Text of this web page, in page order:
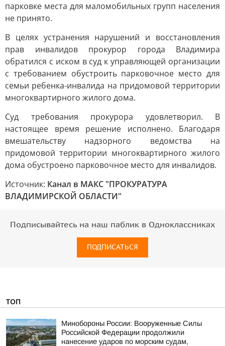
парковке места для маломобильных групп населения
не принято.
В целях устранения нарушений и восстановления
прав инвалидов прокурор города Владимира
обратился с иском в суд к управляющей организации
с требованием обустроить парковочное место для
семьи ребенка-инвалида на придомовой территории
многоквартирного жилого дома.
Суд требования прокурора удовлетворил. В
настоящее время решение исполнено. Благодаря
вмешательству надзорного ведомства на
придомовой территории многоквартирного жилого
дома обустроено парковочное место для инвалидов.
Источник: Канал в МАКС "ПРОКУРАТУРА
ВЛАДИМИРСКОЙ ОБЛАСТИ"
Подписывайтесь на наш паблик в Одноклассниках
ПОДПИСАТЬСЯ
ТОП
Минобороны России: Вооруженные Силы
Российской Федерации продолжили
нанесение ударов по морским судам,